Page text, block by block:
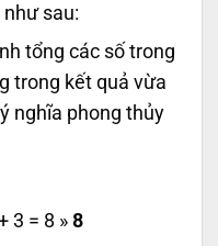
sau:
tổng các số trong
trong kết quả vừa
nghĩa phong thủy
3 = 8 »8